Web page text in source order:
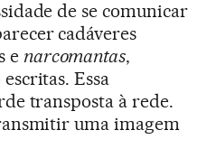
de se comunicar
cadáveres
e narcomantas,
Essa
transposta à rede.
uma imagem